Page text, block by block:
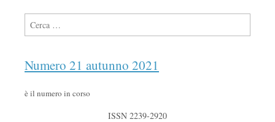
Ricerca per:
Numero 21 autunno 2021
è il numero in corso
ISSN 2239-2920